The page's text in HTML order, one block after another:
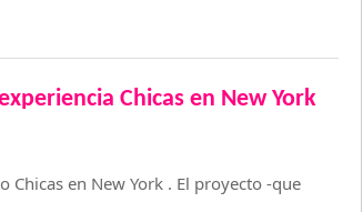
Chicas en New York
en New York . El proyecto -que